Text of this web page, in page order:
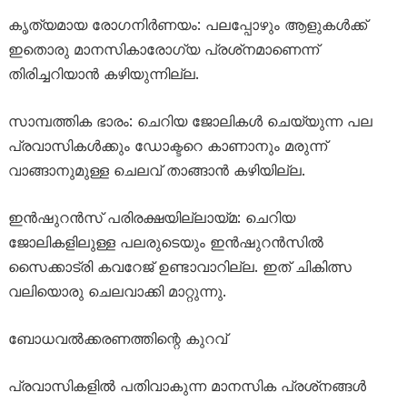
കൃത്യമായ രോഗനിർണയം: പലപ്പോഴും ആളുകൾക്ക്
ഇതൊരു മാനസികാരോഗ്യ പ്രശ്‌നമാണെന്ന്
തിരിച്ചറിയാൻ കഴിയുന്നില്ല.
സാമ്പത്തിക ഭാരം: ചെറിയ ജോലികൾ ചെയ്യുന്ന പല
പ്രവാസികൾക്കും ഡോക്ടറെ കാണാനും മരുന്ന്
വാങ്ങാനുമുള്ള ചെലവ് താങ്ങാൻ കഴിയില്ല.
ഇൻഷുറൻസ് പരിരക്ഷയില്ലായ്മ: ചെറിയ
ജോലികളിലുള്ള പലരുടെയും ഇൻഷുറൻസിൽ
സൈക്കാട്രി കവറേജ് ഉണ്ടാവാറില്ല. ഇത് ചികിത്സ
വലിയൊരു ചെലവാക്കി മാറ്റുന്നു.
ബോധവൽക്കരണത്തിന്റെ കുറവ്
പ്രവാസികളിൽ പതിവാകുന്ന മാനസിക പ്രശ്‌നങ്ങൾ